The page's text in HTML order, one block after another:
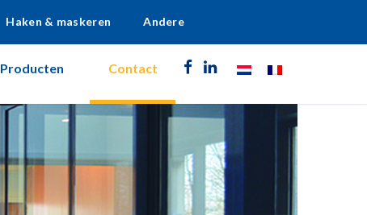
Haken & maskeren Andere
Producten Contact